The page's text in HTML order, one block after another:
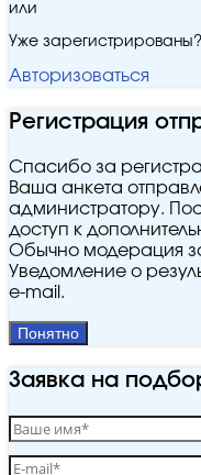
или
Уже зарегистрированы?
Авторизоваться
Регистрация
Спасибо за
Ваша анкета
администратору.
доступ к
Обычно модерация
Уведомление о
e‑mail.
Понятно
Заявка на